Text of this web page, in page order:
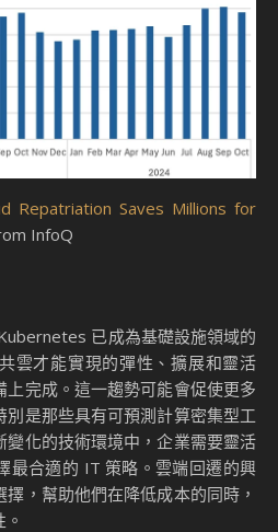
Repatriation Saves Millions for
InfoQ
已成為基礎設施領域的
雲才能實現的彈性、擴展和靈活
完成。這一趨勢可能會促使更多
是那些具有可預測計算密集型工
化的技術環境中，企業需要靈活
最合適的 IT 策略。雲端回遷的興
，幫助他們在降低成本的同時，